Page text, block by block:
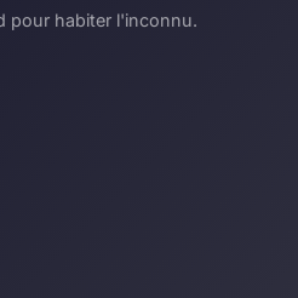
pour habiter l'inconnu.